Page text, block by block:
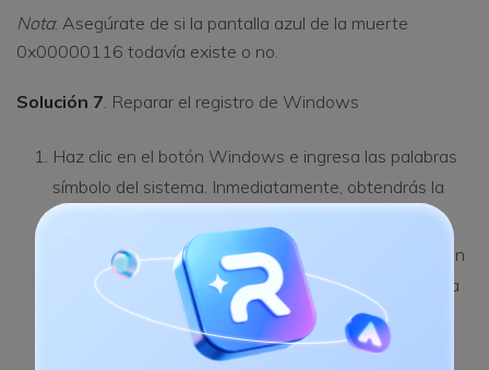
Nota: Asegúrate de si la pantalla azul de la muerte
0x00000116 todavía existe o no.
Solución 7 . Reparar el registro de Windows
Haz clic en el botón Windows e ingresa las palabras
símbolo del sistema. Inmediatamente, obtendrás la
Accede como administrador haciendo clic derecho en
el símbolo del sistema de Windows e ingresa la línea
de comando "regedit".
Allí puedes ver el código de detención mencionado